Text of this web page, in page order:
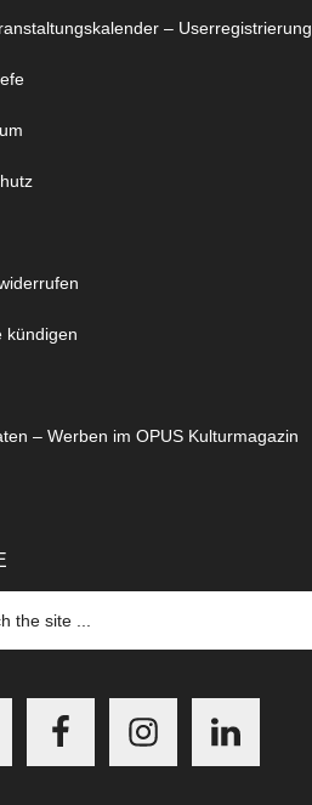
– Userregistrierung
kündigen
– Werben im OPUS Kulturmagazin